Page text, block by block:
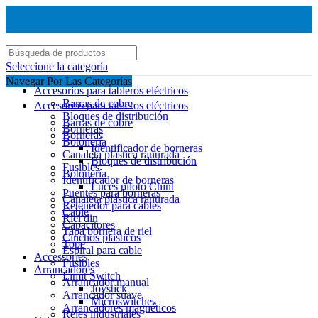
Seleccione la categoría
Accesorios para tableros eléctricos
Barras de cobre
Bloques de distribución
Borneras
Botonería
Canaleta plástica ranurada
Fusibles
Identificador de borneras
Puentes para borneras
Retenedor para cables
Riel din
Tapa bornera de riel
Tope
Accessories
Arrancadores
Arrancador manual
Arrancador suave
Arrancadores magnéticos
Navegar Por Las Categorías
Accesorios para tableros eléctricos
Barras de cobre
Borneras
Identificador de borneras
Bloques de distribución
Botonería
Luces piloto Chint
Canaleta plástica ranurada
Cable
Capacitores
Cinchos plasticos
Espiral para cable
Fusibles
Limit Switch
Joystick
Microswitches
Reles industriales